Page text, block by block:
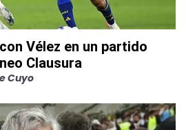
Vélez en un partido
Clausura
Cuyo